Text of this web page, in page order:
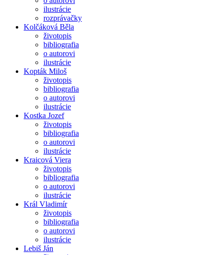
ilustrácie
rozprávačky
Kolčáková Běla
životopis
bibliografia
o autorovi
ilustrácie
Kopták Miloš
životopis
bibliografia
o autorovi
ilustrácie
Kostka Jozef
životopis
bibliografia
o autorovi
ilustrácie
Kraicová Viera
životopis
bibliografia
o autorovi
ilustrácie
Král Vladimír
životopis
bibliografia
o autorovi
ilustrácie
Lebiš Ján